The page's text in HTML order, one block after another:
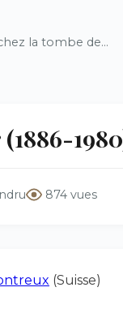
la tombe de...
874 vues
(Suisse)